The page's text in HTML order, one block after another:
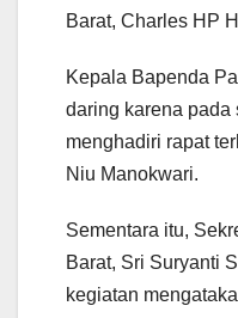
Barat, Charles HP
Kepala Bapenda
daring karena pada
menghadiri rapat
Niu Manokwari.
Sementara itu,
Barat, Sri Suryanti
kegiatan